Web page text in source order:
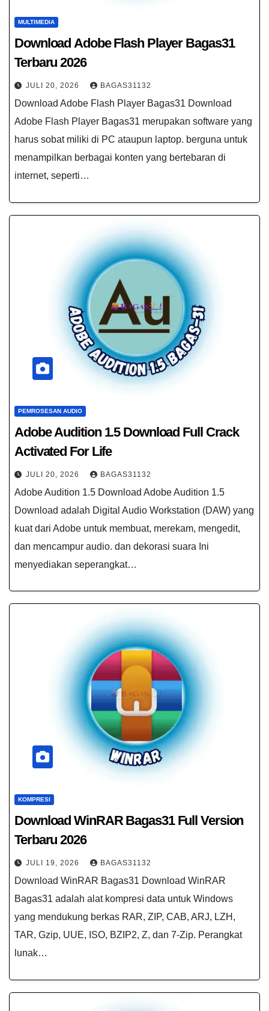
MULTIMEDIA
Download Adobe Flash Player Bagas31​
Terbaru 2026
JULI 20, 2026 BAGAS31132
Download Adobe Flash Player Bagas31​ Download
Adobe Flash Player Bagas31​ merupakan software yang
harus sobat miliki di PC ataupun laptop. berguna untuk
menampilkan berbagai konten yang bertebaran di
internet, seperti…
PEMROSESAN AUDIO
Adobe Audition 1.5 Download​​ Full Crack
Activated For Life
JULI 20, 2026 BAGAS31132
Adobe Audition 1.5 Download Adobe Audition 1.5
Download adalah Digital Audio Workstation (DAW) yang
kuat dari Adobe untuk membuat, merekam, mengedit,
dan mencampur audio. dan dekorasi suara Ini
menyediakan seperangkat…
KOMPRESI
Download WinRAR Bagas31​ Full Version
Terbaru 2026
JULI 19, 2026 BAGAS31132
Download WinRAR Bagas31​ Download WinRAR
Bagas31 ​adalah alat kompresi data untuk Windows
yang mendukung berkas RAR, ZIP, CAB, ARJ, LZH,
TAR, Gzip, UUE, ISO, BZIP2, Z, dan 7-Zip. Perangkat
lunak…